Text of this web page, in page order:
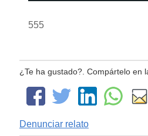
555
¿Te ha gustado?. Compártelo en
Denunciar relato